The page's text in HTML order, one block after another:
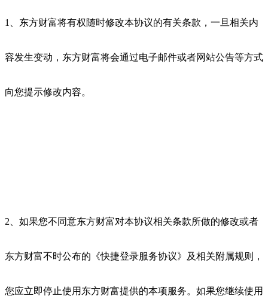
1、东方财富将有权随时修改本协议的有关条款，一旦相关内
容发生变动，东方财富将会通过电子邮件或者网站公告等方式
向您提示修改内容。
2、如果您不同意东方财富对本协议相关条款所做的修改或者
东方财富不时公布的《快捷登录服务协议》及相关附属规则，
您应立即停止使用东方财富提供的本项服务。如果您继续使用